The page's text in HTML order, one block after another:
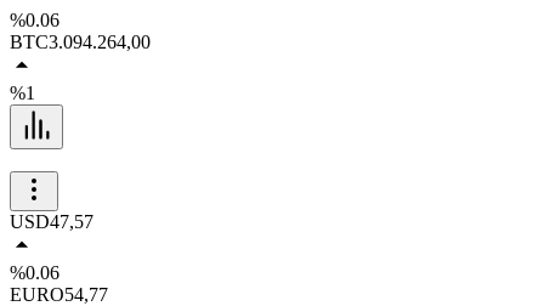
%0.06
BTC3.094.264,00
%1
USD47,57
%0.06
EURO54,77